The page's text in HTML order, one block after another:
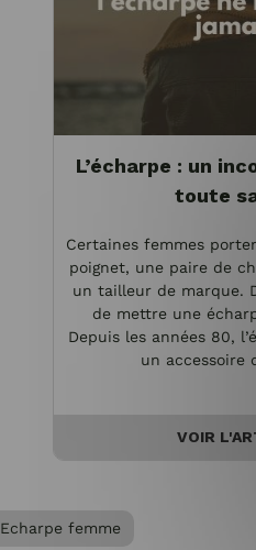
L’écharpe : un
toute
Certaines femmes
poignet, une paire de
un tailleur de marque.
de mettre une
Depuis les années 80,
un accessoire
VOIR
Echarpe femme